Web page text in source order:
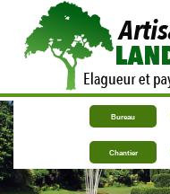
Bureau
Chantier